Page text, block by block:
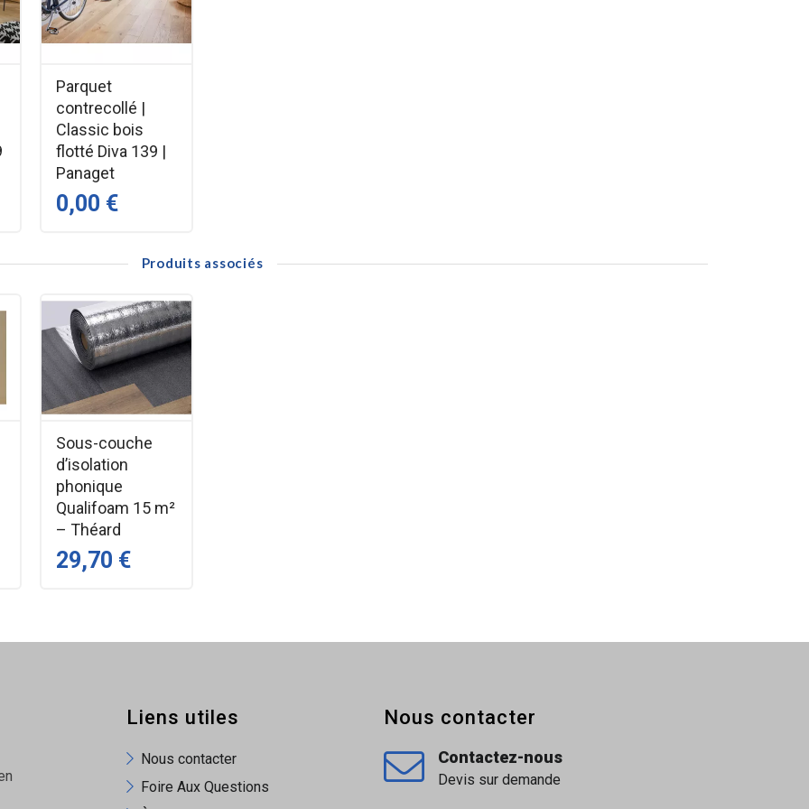
Unifit
densité)
DTU
bois mix : clairs, foncés et nœuds visibles.
et rapide sans colle.
et durabilité.
Parquet
contrecollé |
Classic bois
flotté Diva 139 |
Panaget
0,00 €
Produits associés
Sous-couche
d’isolation
phonique
Qualifoam 15 m²
– Théard
29,70 €
Liens utiles
Nous contacter
Foire Aux Questions
Nous contacter
Contactez-nous
Devis sur demande